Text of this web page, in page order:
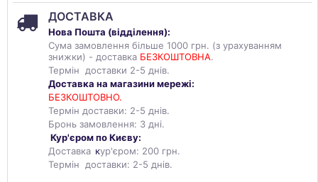
ДОСТАВКА
Нова Пошта (відділення):
Сума замовлення більше 1000 грн. (з урахуванням
знижки) - доставка БЕЗКОШТОВНА.
Термін доставки 2-5 днів.
Доставка на магазини мережі:
БЕЗКОШТОВНО.
Термін доставки: 2-5 днів.
Бронь замовлення: 3 дні.
Кур'єром по Києву:
Доставка кур'єром: 200 грн.
Термін доставки: 2-5 днів.